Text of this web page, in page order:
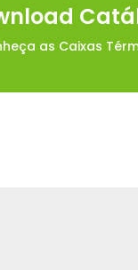
as Caixas